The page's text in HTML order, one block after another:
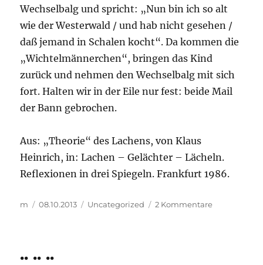
Wechselbalg und spricht: „Nun bin ich so alt
wie der Westerwald / und hab nicht gesehen /
daß jemand in Schalen kocht“. Da kommen die
„Wichtelmännerchen“, bringen das Kind
zurück und nehmen den Wechselbalg mit sich
fort. Halten wir in der Eile nur fest: beide Mail
der Bann gebrochen.
Aus: „Theorie“ des Lachens, von Klaus
Heinrich, in: Lachen – Gelächter – Lächeln.
Reflexionen in drei Spiegeln. Frankfurt 1986.
Autor
m
Veröffentlicht
08.10.2013 Kategorien
Uncategorized 2 Kommentarezu
.. .. ..